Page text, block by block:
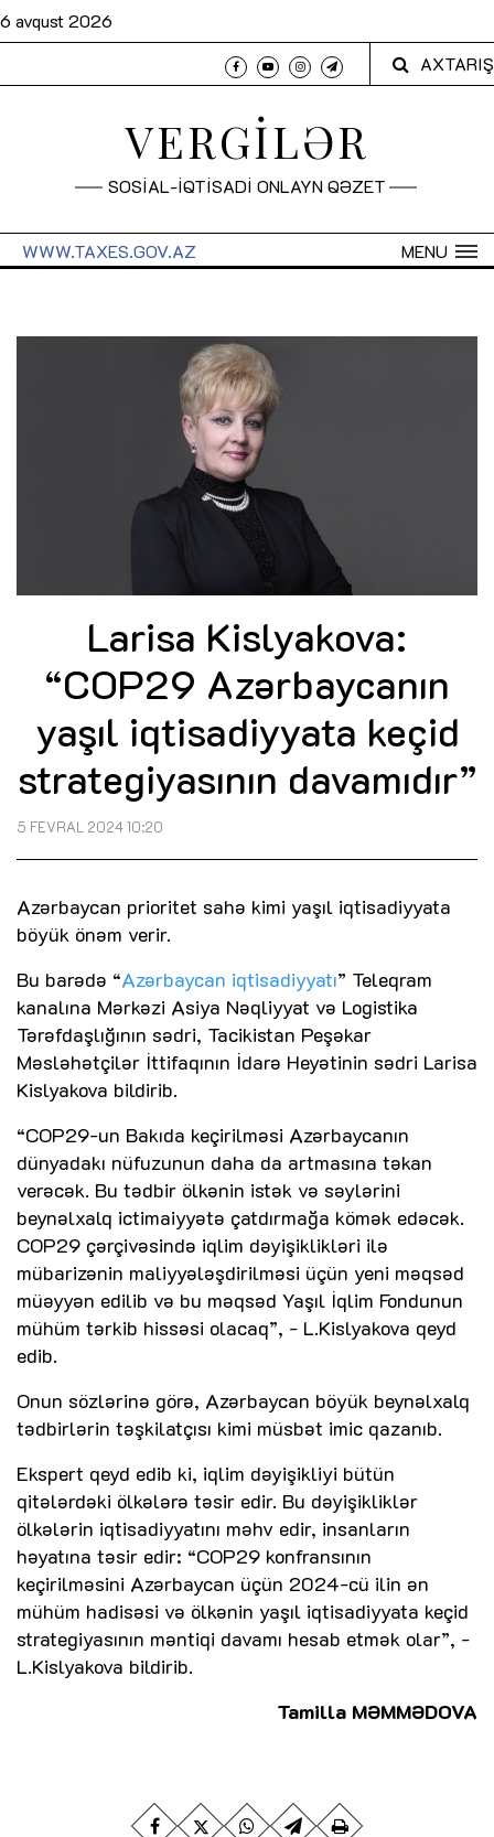
6 avqust 2026
AXTARIŞ
VERGİLƏR
SOSİAL-İQTİSADİ ONLAYN QƏZET
MENU
WWW.TAXES.GOV.AZ
Larisa Kislyakova:
“COP29 Azərbaycanın
yaşıl iqtisadiyyata keçid
strategiyasının davamıdır”
5 FEVRAL 2024 10:20
Azərbaycan prioritet sahə kimi yaşıl iqtisadiyyata
böyük önəm verir.
Bu barədə “Azərbaycan iqtisadiyyatı” Teleqram
kanalına Mərkəzi Asiya Nəqliyyat və Logistika
Tərəfdaşlığının sədri, Tacikistan Peşəkar
Məsləhətçilər İttifaqının İdarə Heyətinin sədri Larisa
Kislyakova bildirib.
“COP29-un Bakıda keçirilməsi Azərbaycanın
dünyadakı nüfuzunun daha da artmasına təkan
verəcək. Bu tədbir ölkənin istək və səylərini
beynəlxalq ictimaiyyətə çatdırmağa kömək edəcək.
COP29 çərçivəsində iqlim dəyişiklikləri ilə
mübarizənin maliyyələşdirilməsi üçün yeni məqsəd
müəyyən edilib və bu məqsəd Yaşıl İqlim Fondunun
mühüm tərkib hissəsi olacaq”, - L.Kislyakova qeyd
edib.
Onun sözlərinə görə, Azərbaycan böyük beynəlxalq
tədbirlərin təşkilatçısı kimi müsbət imic qazanıb.
Ekspert qeyd edib ki, iqlim dəyişikliyi bütün
qitələrdəki ölkələrə təsir edir. Bu dəyişikliklər
ölkələrin iqtisadiyyatını məhv edir, insanların
həyatına təsir edir: “COP29 konfransının
keçirilməsini Azərbaycan üçün 2024-cü ilin ən
mühüm hadisəsi və ölkənin yaşıl iqtisadiyyata keçid
strategiyasının məntiqi davamı hesab etmək olar”, -
L.Kislyakova bildirib.
Tamilla MƏMMƏDOVA